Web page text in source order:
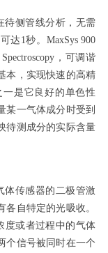
待侧管线分析，无需
达1秒。MaxSys 900
，可调谐
本，实现快速的高精
是它良好的单色性
某一气体成分时受到
待测成分的实际含量
体传感器的二极管激
自特定的光吸收。
度或者过程中的气体
个信号被同时在一个